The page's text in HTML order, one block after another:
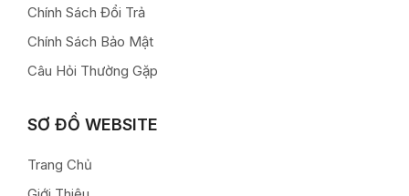
Chính Sách Đổi Trả
Chính Sách Bảo Mật
Câu Hỏi Thường Gặp
SƠ ĐỒ WEBSITE
Trang Chủ